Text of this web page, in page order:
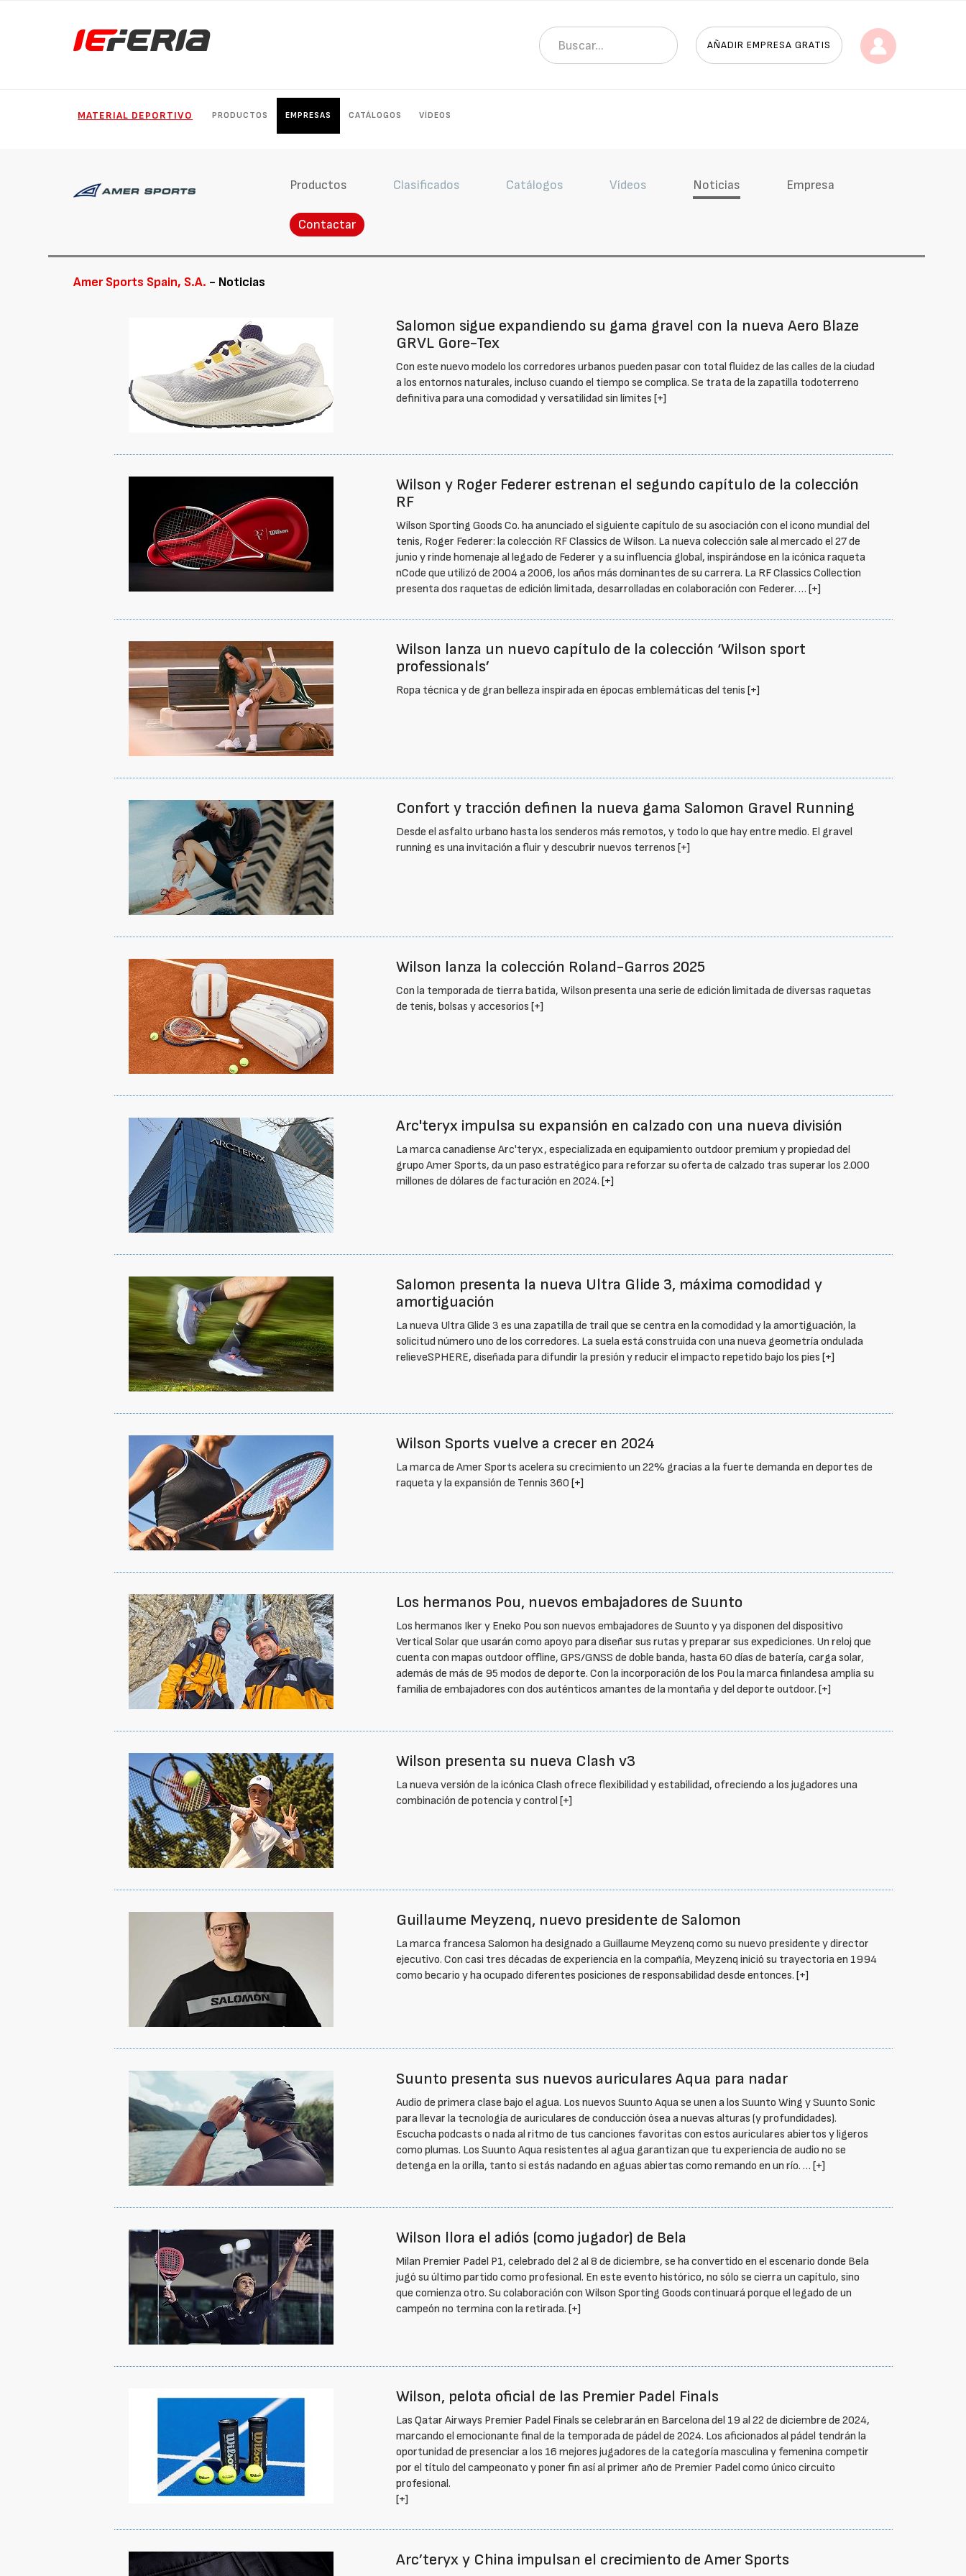
AÑADIR EMPRESA GRATIS
MATERIAL DEPORTIVO PRODUCTOS EMPRESAS CATÁLOGOS VÍDEOS
Productos Clasificados Catálogos Vídeos Noticias Empresa
Contactar
Amer Sports Spain, S.A. - Noticias
Salomon sigue expandiendo su gama gravel con la nueva Aero Blaze
GRVL Gore-Tex
Con este nuevo modelo los corredores urbanos pueden pasar con total fluidez de las calles de la ciudad
a los entornos naturales, incluso cuando el tiempo se complica. Se trata de la zapatilla todoterreno
definitiva para una comodidad y versatilidad sin límites[+]
Wilson y Roger Federer estrenan el segundo capítulo de la colección
RF
Wilson Sporting Goods Co. ha anunciado el siguiente capítulo de su asociación con el icono mundial del
tenis, Roger Federer: la colección RF Classics de Wilson. La nueva colección sale al mercado el 27 de
junio y rinde homenaje al legado de Federer y a su influencia global, inspirándose en la icónica raqueta
nCode que utilizó de 2004 a 2006, los años más dominantes de su carrera. La RF Classics Collection
presenta dos raquetas de edición limitada, desarrolladas en colaboración con Federer. …[+]
Wilson lanza un nuevo capítulo de la colección ‘Wilson sport
professionals’
Ropa técnica y de gran belleza inspirada en épocas emblemáticas del tenis[+]
Confort y tracción definen la nueva gama Salomon Gravel Running
Desde el asfalto urbano hasta los senderos más remotos, y todo lo que hay entre medio. El gravel
running es una invitación a fluir y descubrir nuevos terrenos[+]
Wilson lanza la colección Roland-Garros 2025
Con la temporada de tierra batida, Wilson presenta una serie de edición limitada de diversas raquetas
de tenis, bolsas y accesorios[+]
Arc'teryx impulsa su expansión en calzado con una nueva división
La marca canadiense Arc'teryx, especializada en equipamiento outdoor premium y propiedad del
grupo Amer Sports, da un paso estratégico para reforzar su oferta de calzado tras superar los 2.000
millones de dólares de facturación en 2024.[+]
Salomon presenta la nueva Ultra Glide 3, máxima comodidad y
amortiguación
La nueva Ultra Glide 3 es una zapatilla de trail que se centra en la comodidad y la amortiguación, la
solicitud número uno de los corredores. La suela está construida con una nueva geometría ondulada
relieveSPHERE, diseñada para difundir la presión y reducir el impacto repetido bajo los pies[+]
Wilson Sports vuelve a crecer en 2024
La marca de Amer Sports acelera su crecimiento un 22% gracias a la fuerte demanda en deportes de
raqueta y la expansión de Tennis 360[+]
Los hermanos Pou, nuevos embajadores de Suunto
Los hermanos Iker y Eneko Pou son nuevos embajadores de Suunto y ya disponen del dispositivo
Vertical Solar que usarán como apoyo para diseñar sus rutas y preparar sus expediciones. Un reloj que
cuenta con mapas outdoor offline, GPS/GNSS de doble banda, hasta 60 días de batería, carga solar,
además de más de 95 modos de deporte. Con la incorporación de los Pou la marca finlandesa amplia su
familia de embajadores con dos auténticos amantes de la montaña y del deporte outdoor.[+]
Wilson presenta su nueva Clash v3
La nueva versión de la icónica Clash ofrece flexibilidad y estabilidad, ofreciendo a los jugadores una
combinación de potencia y control[+]
Guillaume Meyzenq, nuevo presidente de Salomon
La marca francesa Salomon ha designado a Guillaume Meyzenq como su nuevo presidente y director
ejecutivo. Con casi tres décadas de experiencia en la compañía, Meyzenq inició su trayectoria en 1994
como becario y ha ocupado diferentes posiciones de responsabilidad desde entonces.[+]
Suunto presenta sus nuevos auriculares Aqua para nadar
Audio de primera clase bajo el agua. Los nuevos Suunto Aqua se unen a los Suunto Wing y Suunto Sonic
para llevar la tecnología de auriculares de conducción ósea a nuevas alturas (y profundidades).
Escucha podcasts o nada al ritmo de tus canciones favoritas con estos auriculares abiertos y ligeros
como plumas. Los Suunto Aqua resistentes al agua garantizan que tu experiencia de audio no se
detenga en la orilla, tanto si estás nadando en aguas abiertas como remando en un río. …[+]
Wilson llora el adiós (como jugador) de Bela
Milan Premier Padel P1, celebrado del 2 al 8 de diciembre, se ha convertido en el escenario donde Bela
jugó su último partido como profesional. En este evento histórico, no sólo se cierra un capítulo, sino
que comienza otro. Su colaboración con Wilson Sporting Goods continuará porque el legado de un
campeón no termina con la retirada.[+]
Wilson, pelota oficial de las Premier Padel Finals
Las Qatar Airways Premier Padel Finals se celebrarán en Barcelona del 19 al 22 de diciembre de 2024,
marcando el emocionante final de la temporada de pádel de 2024. Los aficionados al pádel tendrán la
oportunidad de presenciar a los 16 mejores jugadores de la categoría masculina y femenina competir
por el título del campeonato y poner fin así al primer año de Premier Padel como único circuito
profesional.
[+]
Arc’teryx y China impulsan el crecimiento de Amer Sports